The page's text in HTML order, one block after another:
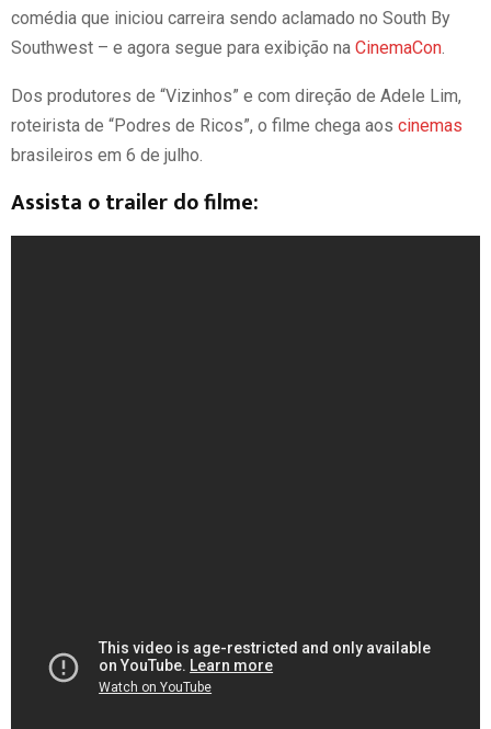
comédia que iniciou carreira sendo aclamado no South By
Southwest – e agora segue para exibição na CinemaCon
Dos produtores de “Vizinhos” e com direção de Adele Lim,
roteirista de “Podres de Ricos”, o filme chega aos cinemas
brasileiros em 6 de julho.
Assista o trailer do filme: